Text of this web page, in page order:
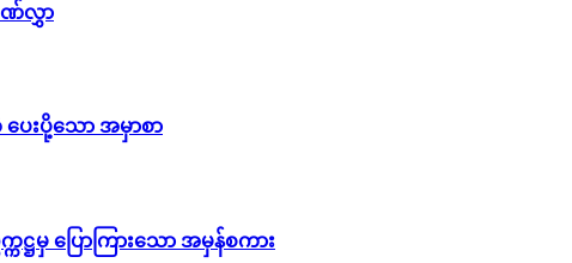
ဏ်လွှာ
ပေးပို့သော အမှာစာ
ဋ္ဌမှ ပြောကြားသော အမှန်စကား